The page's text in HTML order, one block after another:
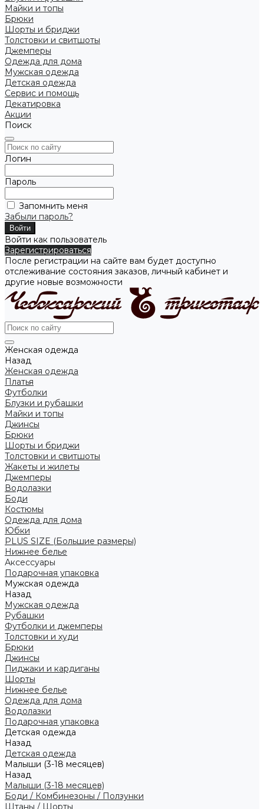
Майки и топы
Брюки
Шорты и бриджи
Толстовки и свитшоты
Джемперы
Одежда для дома
Мужская одежда
Детская одежда
Сервис и помощь
Декатировка
Акции
Поиск
Логин
Пароль
Запомнить меня
Забыли пароль?
Войти как пользователь
Зарегистрироваться
После регистрации на сайте вам будет доступно
отслеживание состояния заказов, личный кабинет и
другие новые возможности
Женская одежда
Назад
Женская одежда
Платья
Футболки
Блузки и рубашки
Майки и топы
Джинсы
Брюки
Шорты и бриджи
Толстовки и свитшоты
Жакеты и жилеты
Джемперы
Водолазки
Боди
Костюмы
Одежда для дома
Юбки
PLUS SIZE (Большие размеры)
Нижнее белье
Аксессуары
Подарочная упаковка
Мужская одежда
Назад
Мужская одежда
Рубашки
Футболки и джемперы
Толстовки и худи
Брюки
Джинсы
Пиджаки и кардиганы
Шорты
Нижнее белье
Одежда для дома
Водолазки
Подарочная упаковка
Детская одежда
Назад
Детская одежда
Малыши (3-18 месяцев)
Назад
Малыши (3-18 месяцев)
Боди / Комбинезоны / Ползунки
Штаны / Шорты